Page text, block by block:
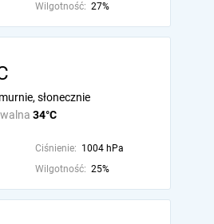
Wilgotność: 27%
34°C
słonecznie
Ciśnienie: 1004 hPa
Wilgotność: 25%